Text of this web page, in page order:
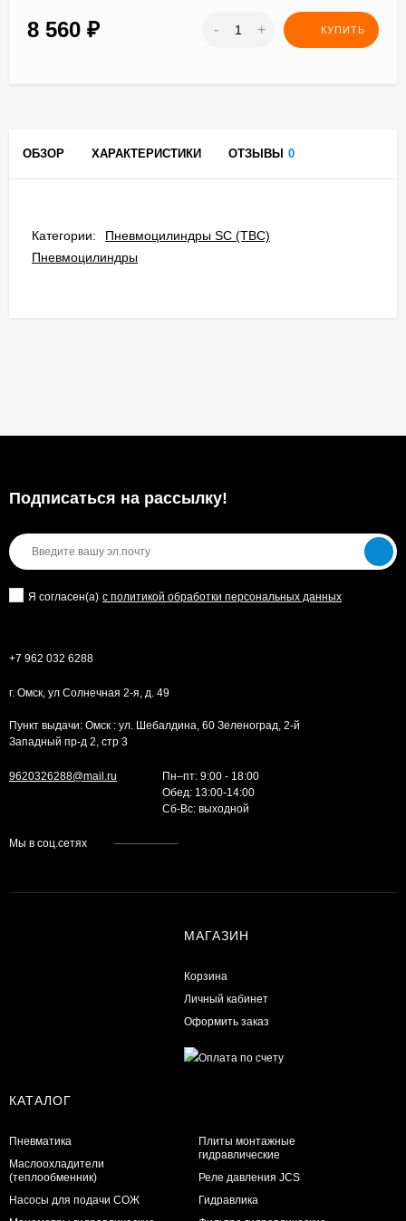
8 560 ₽ - + КУПИТЬ
ОБЗОР ХАРАКТЕРИСТИКИ ОТЗЫВЫ 0
Категории:
Пневмоцилиндры SC (TBC)
Пневмоцилиндры
Подписаться на рассылкy!
Я согласен(a) с политикой обработки персональных данных
+7 962 032 6288
г. Омск, ул Солнечная 2-я, д. 49
Пункт выдачи: Омск : ул. Шебалдина, 60 Зеленоград, 2-й
Западный пр-д 2, стр 3
9620326288@mail.ru
Пн–пт: 9:00 - 18:00
Обед: 13:00-14:00
Cб-Вс: выходной
Мы в соц.сетях
МАГАЗИН
Корзина
Личный кабинет
Оформить заказ
КАТАЛОГ
Пневматика
Маслоохладители
(теплообменник)
Насосы для подачи СОЖ
Плиты монтажные
гидравлические
Реле давления JCS
Гидравлика